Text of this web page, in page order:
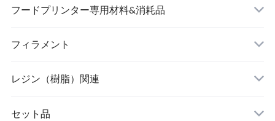
フードプリンター専用材料&消耗品
フィラメント
レジン（樹脂）関連
セット品